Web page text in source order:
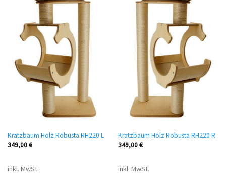
Kratzbaum Holz Robusta RH220 L
349,00€
inkl. MwSt.
Kratzbaum Holz Robusta RH220 R
349,00€
inkl. MwSt.